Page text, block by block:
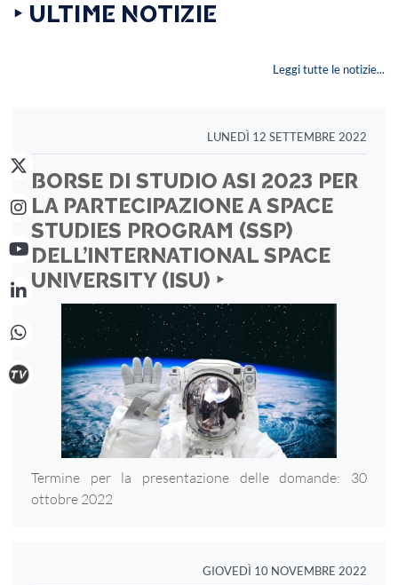
‣ ULTIME NOTIZIE
Leggi tutte le notizie...
LUNEDÌ 12 SETTEMBRE 2022
BORSE DI STUDIO ASI 2023 PER
LA PARTECIPAZIONE A SPACE
STUDIES PROGRAM (SSP)
DELL’INTERNATIONAL SPACE
UNIVERSITY (ISU) ‣
Termine per la presentazione delle domande: 30
ottobre 2022
GIOVEDÌ 10 NOVEMBRE 2022